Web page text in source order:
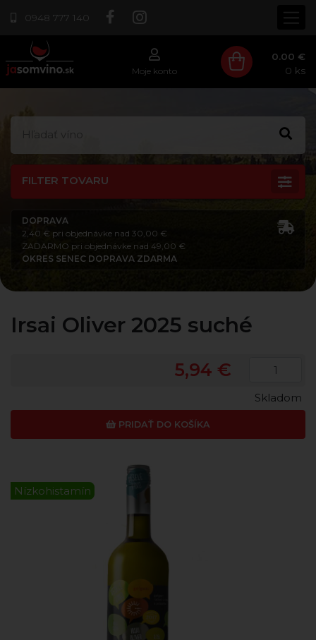
0948 777 140
Moje konto
0.00 €
0 ks
FILTER TOVARU
DOPRAVA
2,40 € pri objednávke nad 30,00 €
ZADARMO pri objednávke nad 49,00 €
OKRES SENEC DOPRAVA ZDARMA
Irsai Oliver 2025 suché
5,94 €
PRIDAŤ DO KOŠÍKA
Skladom
Nízkohistamín